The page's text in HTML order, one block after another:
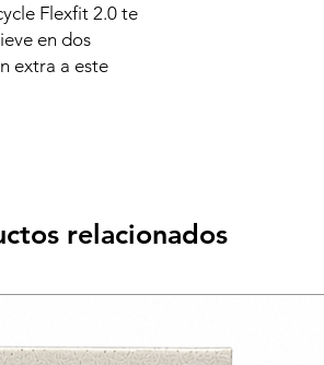
Flexfit 2.0 te
en dos
extra a este
relacionados